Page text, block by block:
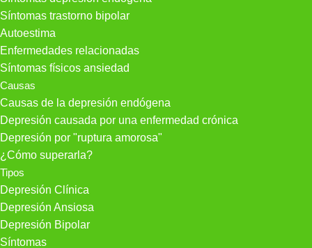
Síntomas trastorno bipolar
Autoestima
Enfermedades relacionadas
Síntomas físicos ansiedad
Causas
Causas de la depresión endógena
Depresión causada por una enfermedad crónica
Depresión por "ruptura amorosa"
¿Cómo superarla?
Tipos
Depresión Clínica
Depresión Ansiosa
Depresión Bipolar
Síntomas